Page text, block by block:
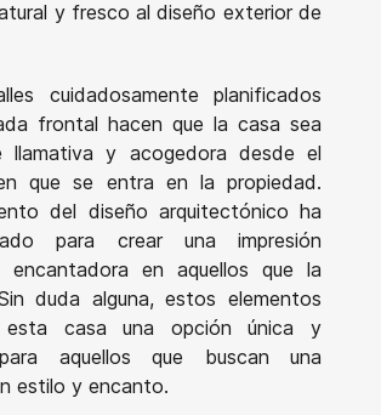
y fresco al diseño exterior de
cuidadosamente planificados
frontal hacen que la casa sea
llamativa y acogedora desde el
que se entra en la propiedad.
del diseño arquitectónico ha
para crear una impresión
encantadora en aquellos que la
duda alguna, estos elementos
casa una opción única y
aquellos que buscan una
estilo y encanto.